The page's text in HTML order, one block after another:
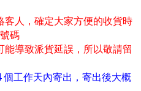
人，確定大家方便的收貨時
碼
導致派貨延誤，所以敬請留
工作天內寄出，寄出後大概